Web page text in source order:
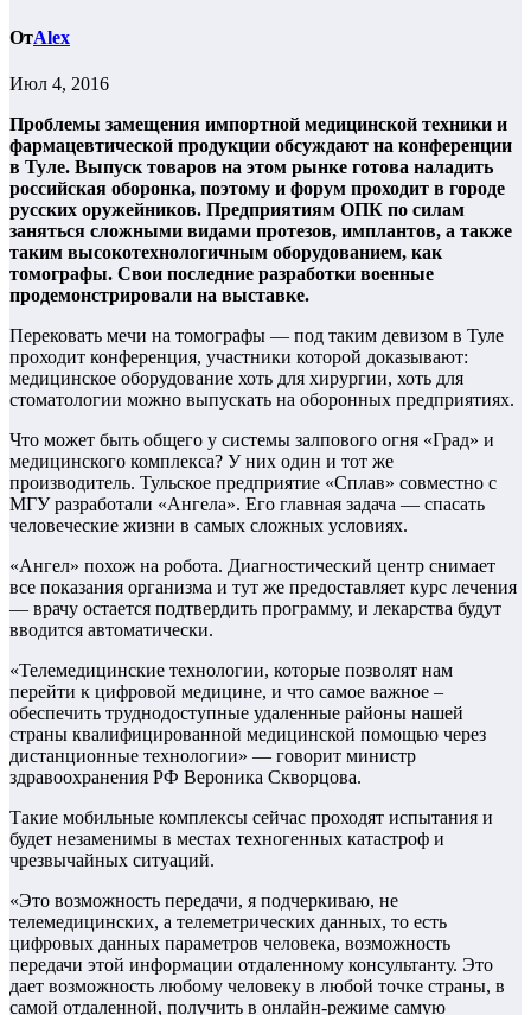
ОтAlex
Июл 4, 2016
Проблемы замещения импортной медицинской техники и
фармацевтической продукции обсуждают на конференции
в Туле. Выпуск товаров на этом рынке готова наладить
российская оборонка, поэтому и форум проходит в городе
русских оружейников. Предприятиям ОПК по силам
заняться сложными видами протезов, имплантов, а также
таким высокотехнологичным оборудованием, как
томографы. Свои последние разработки военные
продемонстрировали на выставке.
Перековать мечи на томографы — под таким девизом в Туле
проходит конференция, участники которой доказывают:
медицинское оборудование хоть для хирургии, хоть для
стоматологии можно выпускать на оборонных предприятиях.
Что может быть общего у системы залпового огня «Град» и
медицинского комплекса? У них один и тот же
производитель. Тульское предприятие «Сплав» совместно с
МГУ разработали «Ангела». Его главная задача — спасать
человеческие жизни в самых сложных условиях.
«Ангел» похож на робота. Диагностический центр снимает
все показания организма и тут же предоставляет курс лечения
— врачу остается подтвердить программу, и лекарства будут
вводится автоматически.
«Телемедицинские технологии, которые позволят нам
перейти к цифровой медицине, и что самое важное –
обеспечить труднодоступные удаленные районы нашей
страны квалифицированной медицинской помощью через
дистанционные технологии» — говорит министр
здравоохранения РФ Вероника Скворцова.
Такие мобильные комплексы сейчас проходят испытания и
будет незаменимы в местах техногенных катастроф и
чрезвычайных ситуаций.
«Это возможность передачи, я подчеркиваю, не
телемедицинских, а телеметрических данных, то есть
цифровых данных параметров человека, возможность
передачи этой информации отдаленному консультанту. Это
дает возможность любому человеку в любой точке страны, в
самой отдаленной, получить в онлайн-режиме самую